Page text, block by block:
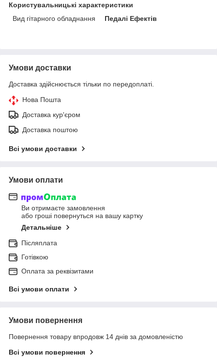
Користувальницькі характеристики
Вид гітарного обладнання
Педалі Ефектів
Умови доставки
Доставка здійснюється тільки по передоплаті.
Нова Пошта
Доставка кур'єром
Доставка поштою
Всі умови доставки
Умови оплати
Ви отримаєте замовлення
або гроші повернуться на вашу картку
Детальніше
Післяплата
Готівкою
Оплата за реквізитами
Всі умови оплати
Умови повернення
Повернення товару впродовж 14 днів за домовленістю
Всі умови повернення